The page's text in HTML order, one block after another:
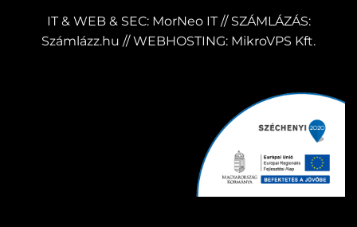
IT & WEB & SEC: MorNeo IT// SZÁMLÁZÁS:
Számlázz.hu // WEBHOSTING: MikroVPS Kft.